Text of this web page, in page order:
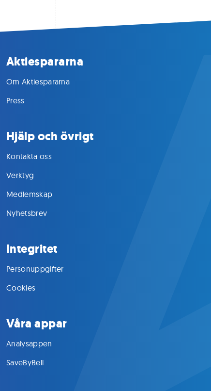
Aktiespararna
Om Aktiespararna
Press
Hjälp och övrigt
Kontakta oss
Verktyg
Medlemskap
Nyhetsbrev
Integritet
Personuppgifter
Cookies
Våra appar
Analysappen
SaveByBell